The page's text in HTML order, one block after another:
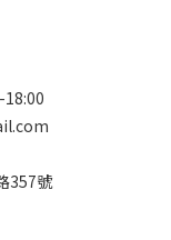
18:00
357號